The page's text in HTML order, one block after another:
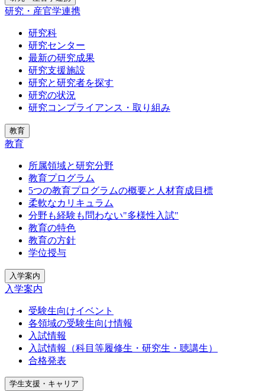
研究・産官学連携
研究科
研究センター
最新の研究成果
研究支援施設
研究と研究者を探す
研究の状況
研究コンプライアンス・取り組み
教育
教育
所属領域と研究分野
教育プログラム
5つの教育プログラムの概要と人材育成目標
柔軟なカリキュラム
分野も経験も問わない"多様性入試"
教育の特色
教育の方針
学位授与
入学案内
入学案内
受験生向けイベント
各領域の受験生向け情報
入試情報
入試情報（科目等履修生・研究生・聴講生）
合格発表
学生支援・キャリア